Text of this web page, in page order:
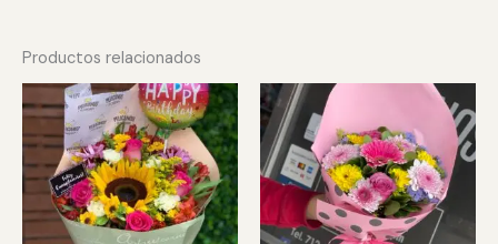
Productos relacionados